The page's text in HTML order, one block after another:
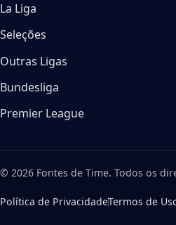
La Liga
Seleções
Outras Ligas
Bundesliga
Premier League
© 2026 Fontes de Time. Todos os
Política de PrivacidadeTermos de